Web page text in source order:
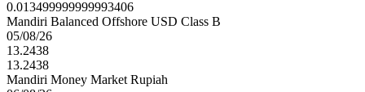
0.013499999999993406
Mandiri Balanced Offshore USD Class B
05/08/26
13.2438
13.2438
Mandiri Money Market Rupiah